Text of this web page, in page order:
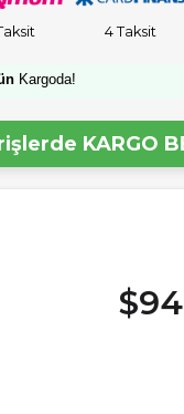
4 Taksit
Kargoda!
KARGO